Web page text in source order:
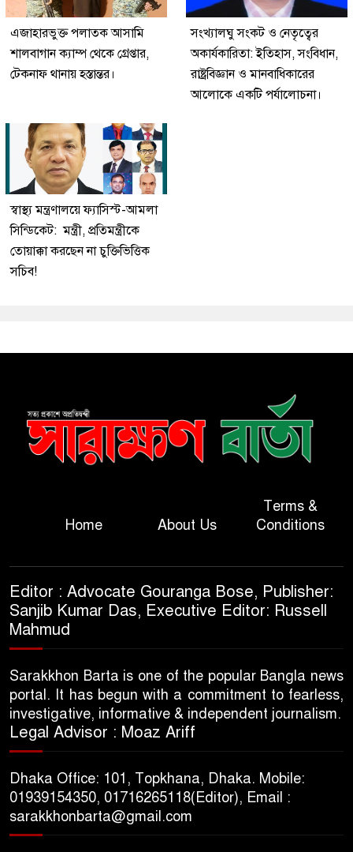
এজাহারভুক্ত পলাতক আসামি
শালবাগান ক্যাম্প থেকে গ্রেপ্তার,
টেকনাফ থানায় হস্তান্তর।
সংখ্যালঘু সংকট ও নেতৃত্বের
অকার্যকারিতা: ইতিহাস, সংবিধান,
রাষ্ট্রবিজ্ঞান ও মানবাধিকারের
আলোকে একটি পর্যালোচনা।
স্বাস্থ্য মন্ত্রণালয়ে ফ্যাসিস্ট-আমলা
সিন্ডিকেট: মন্ত্রী, প্রতিমন্ত্রীকে
তোয়াক্কা করছেন না চুক্তিভিত্তিক
সচিব!
Home About Us
Terms &
Conditions
Editor : Advocate Gouranga Bose, Publisher:
Sanjib Kumar Das, Executive Editor: Russell
Mahmud
Sarakkhon Barta is one of the popular Bangla news
portal. It has begun with a commitment to fearless,
investigative, informative & independent journalism.
Legal Advisor : Moaz Ariff
Dhaka Office: 101, Topkhana, Dhaka. Mobile:
01939154350, 01716265118(Editor), Email :
sarakkhonbarta@gmail.com